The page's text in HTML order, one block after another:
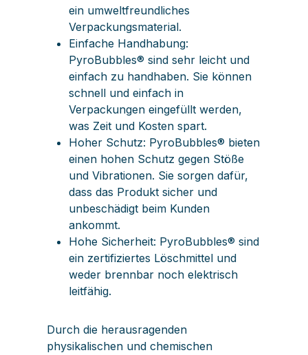
ein umweltfreundliches
Verpackungsmaterial.
Einfache Handhabung:
PyroBubbles® sind sehr leicht und
einfach zu handhaben. Sie können
schnell und einfach in
Verpackungen eingefüllt werden,
was Zeit und Kosten spart.
Hoher Schutz: PyroBubbles® bieten
einen hohen Schutz gegen Stöße
und Vibrationen. Sie sorgen dafür,
dass das Produkt sicher und
unbeschädigt beim Kunden
ankommt.
Hohe Sicherheit: PyroBubbles® sind
ein zertifiziertes Löschmittel und
weder brennbar noch elektrisch
leitfähig.
Durch die herausragenden
physikalischen und chemischen